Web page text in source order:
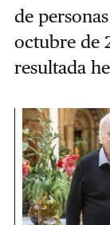
de
octubre de
resultada